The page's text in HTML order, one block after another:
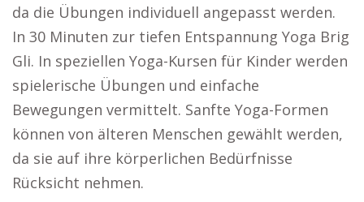
da die Übungen individuell angepasst werden.
In 30 Minuten zur tiefen Entspannung Yoga Brig
Gli. In speziellen Yoga-Kursen für Kinder werden
spielerische Übungen und einfache
Bewegungen vermittelt. Sanfte Yoga-Formen
können von älteren Menschen gewählt werden,
da sie auf ihre körperlichen Bedürfnisse
Rücksicht nehmen.